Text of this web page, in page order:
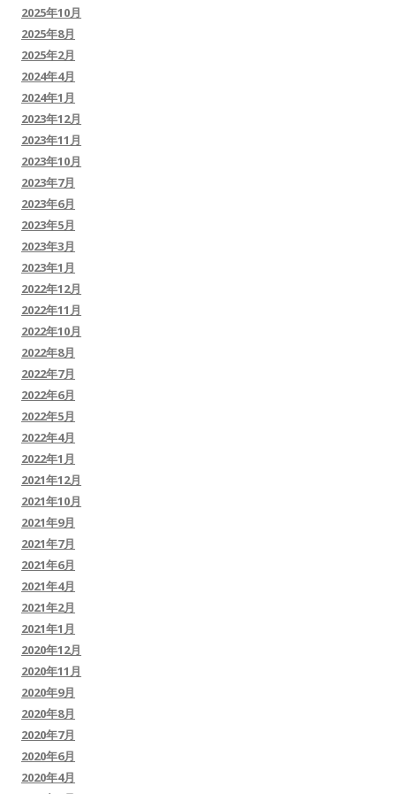
2025年10月
2025年8月
2025年2月
2024年4月
2024年1月
2023年12月
2023年11月
2023年10月
2023年7月
2023年6月
2023年5月
2023年3月
2023年1月
2022年12月
2022年11月
2022年10月
2022年8月
2022年7月
2022年6月
2022年5月
2022年4月
2022年1月
2021年12月
2021年10月
2021年9月
2021年7月
2021年6月
2021年4月
2021年2月
2021年1月
2020年12月
2020年11月
2020年9月
2020年8月
2020年7月
2020年6月
2020年4月